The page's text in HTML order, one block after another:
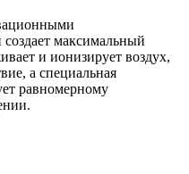
максимальный
и ионизирует воздух,
а специальная
равномерному